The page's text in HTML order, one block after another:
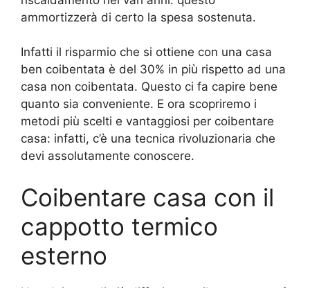
ammortizzerà di certo la spesa sostenuta.
Infatti il risparmio che si ottiene con una casa
ben coibentata è del 30% in più rispetto ad una
casa non coibentata. Questo ci fa capire bene
quanto sia conveniente. E ora scopriremo i
metodi più scelti e vantaggiosi per coibentare
casa: infatti, c’è una tecnica rivoluzionaria che
devi assolutamente conoscere.
Coibentare casa con il
cappotto termico
esterno